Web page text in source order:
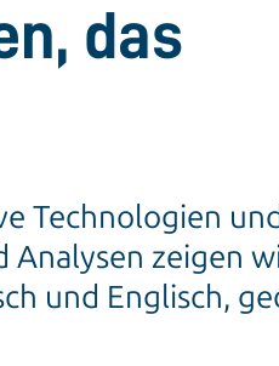
das
Technologien
zeigen
und Englisch,